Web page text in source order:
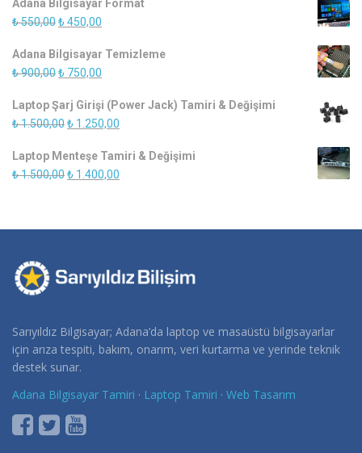
₺ 10.000,00.fiyat:
Adana Bilgisayar Format
₺550,00Orijinal
₺ 550,00.
₺450,00
fiyat:
₺ 450,00.
Adana Bilgisayar Temizleme
₺900,00Orijinal
₺ 900,00.
₺ 750,00
fiyat:
₺ 750,00.
Laptop Şarj Girişi (Power Jack) Tamiri & Değişimi
₺1.500,00Orijinal
₺ 1.500,00.
₺ 1.250,00
fiyat:
₺ 1.250,00.
Laptop Menteşe Tamiri & Değişimi
₺1.500,00Orijinal
₺ 1.400,00
₺ 1.400,00.
Sarıyıldız Bilgisayar; Adana’da laptop ve masaüstü bilgisayarlar
için arıza tespiti, bakım, onarım, veri kurtarma ve yerinde teknik
destek sunar.
Adana Bilgisayar Tamiri · Laptop Tamiri · Web Tasarım